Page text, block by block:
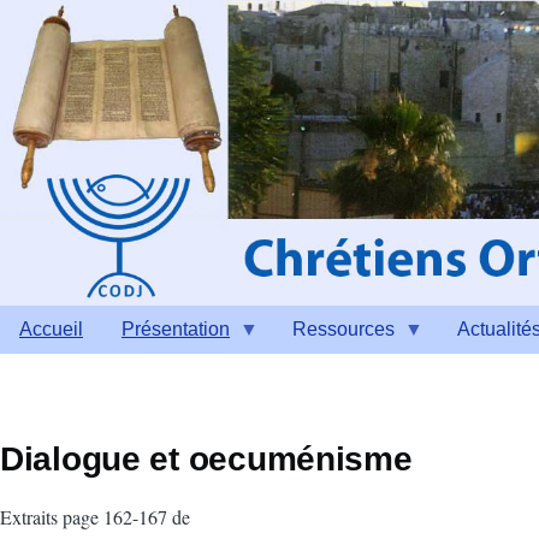
Aller au contenu principal
Accueil Présentation Ressources
Dialogue et oecuménisme
Extraits page 162-167 de